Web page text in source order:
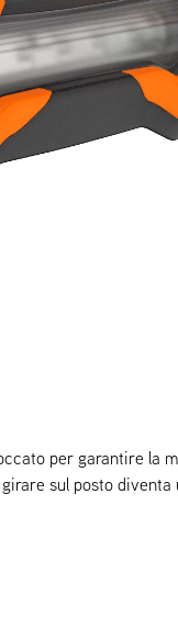
per garantire la
sul posto diventa